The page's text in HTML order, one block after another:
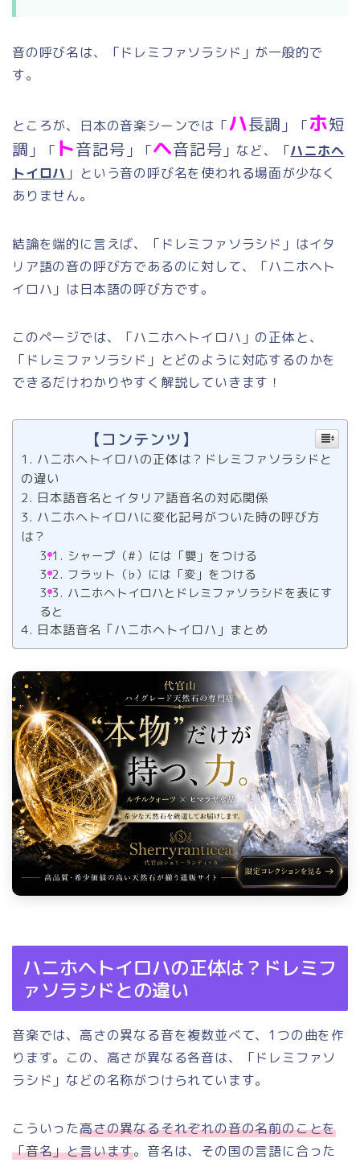
音の呼び名は、「ドレミファソラシド」が一般的で
す。
ところが、日本の音楽シーンでは「ハ長調 」「ホ短
調 」「 ト音記号 」「ヘ音記号 」など、「ハニホヘ
トイロハ 」という音の呼び名を使われる場面が少なく
ありません。
結論を端的に言えば、「ドレミファソラシド」はイタ
リア語の音の呼び方であるのに対して、「ハニホヘト
イロハ」は日本語の呼び方です。
このページでは、「ハニホヘトイロハ」の正体と、
「ドレミファソラシド」とどのように対応するのかを
できるだけわかりやすく解説していきます！
【コンテンツ】
ハニホヘトイロハの正体は？ドレミファソラシドと
の違い
日本語音名とイタリア語音名の対応関係
ハニホヘトイロハに変化記号がついた時の呼び方
は？
シャープ（#）には「嬰」をつける
フラット（♭）には「変」をつける
ハニホヘトイロハとドレミファソラシドを表にす
ると
日本語音名「ハニホヘトイロハ」まとめ
ハニホヘトイロハの正体は？ドレミフ
ァソラシドとの違い
音楽では、高さの異なる音を複数並べて、1つの曲を作
ります。この、高さが異なる各音は、「ドレミファソ
ラシド」などの名称がつけられています。
こういった高さの異なるそれぞれの音の名前のことを
「音名」と言います。音名は、その国の言語に合った